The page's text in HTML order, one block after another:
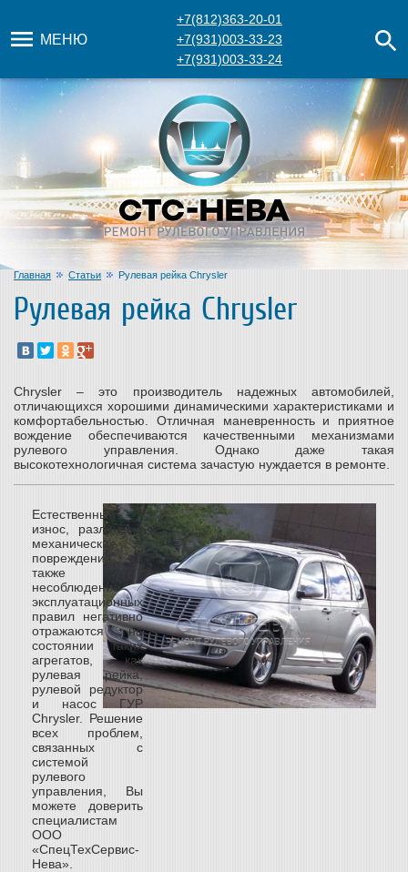
МЕНЮ
+7(812)363-20-01
+7(931)003-33-23
+7(931)003-33-24
Главная Статьи Рулевая рейка Chrysler
Рулевая рейка Chrysler
Chrysler – это производитель надежных автомобилей,
отличающихся хорошими динамическими характеристиками и
комфортабельностью. Отличная маневренность и приятное
вождение обеспечиваются качественными механизмами
рулевого управления. Однако даже такая
высокотехнологичная система зачастую нуждается в ремонте.
Естественный
износ, различные
механические
повреждения, а
также
несоблюдение
эксплуатационных
правил негативно
отражаются на
состоянии таких
агрегатов, как
рулевая рейка,
рулевой редуктор
и насос ГУР
Chrysler. Решение
всех проблем,
связанных с
системой
рулевого
управления, Вы
можете доверить
специалистам
ООО
«СпецТехСервис-
Нева».